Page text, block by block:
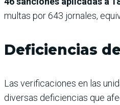
multas por 643 jornales,
Deficiencias
Las verificaciones en las
diversas deficiencias que